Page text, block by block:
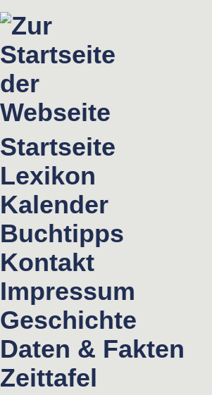
Startseite
Lexikon
Kalender
Buchtipps
Kontakt
Impressum
Geschichte
Daten & Fakten
Zeittafel